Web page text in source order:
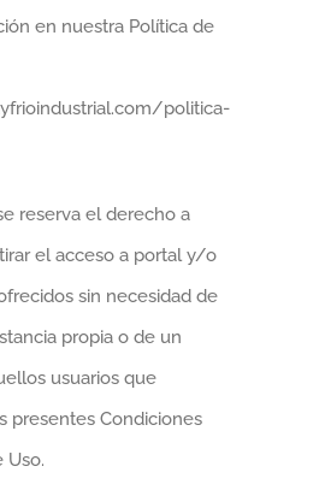
en nuestra Política de
politica-
reserva el derecho a
el acceso a portal y/o
sin necesidad de
propia o de un
usuarios que
presentes Condiciones
Uso.